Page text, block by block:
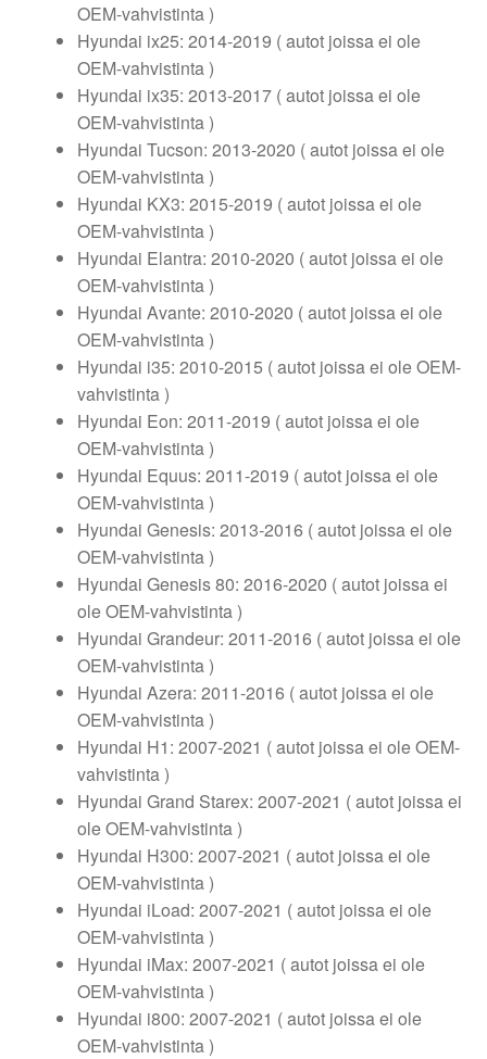
OEM-vahvistinta )
Hyundai ix25: 2014-2019 ( autot joissa ei ole
OEM-vahvistinta )
Hyundai ix35: 2013-2017 ( autot joissa ei ole
OEM-vahvistinta )
Hyundai Tucson: 2013-2020 ( autot joissa ei ole
OEM-vahvistinta )
Hyundai KX3: 2015-2019 ( autot joissa ei ole
OEM-vahvistinta )
Hyundai Elantra: 2010-2020 ( autot joissa ei ole
OEM-vahvistinta )
Hyundai Avante: 2010-2020 ( autot joissa ei ole
OEM-vahvistinta )
Hyundai i35: 2010-2015 ( autot joissa ei ole OEM-
vahvistinta )
Hyundai Eon: 2011-2019 ( autot joissa ei ole
OEM-vahvistinta )
Hyundai Equus: 2011-2019 ( autot joissa ei ole
OEM-vahvistinta )
Hyundai Genesis: 2013-2016 ( autot joissa ei ole
OEM-vahvistinta )
Hyundai Genesis 80: 2016-2020 ( autot joissa ei
ole OEM-vahvistinta )
Hyundai Grandeur: 2011-2016 ( autot joissa ei ole
OEM-vahvistinta )
Hyundai Azera: 2011-2016 ( autot joissa ei ole
OEM-vahvistinta )
Hyundai H1: 2007-2021 ( autot joissa ei ole OEM-
vahvistinta )
Hyundai Grand Starex: 2007-2021 ( autot joissa ei
ole OEM-vahvistinta )
Hyundai H300: 2007-2021 ( autot joissa ei ole
OEM-vahvistinta )
Hyundai iLoad: 2007-2021 ( autot joissa ei ole
OEM-vahvistinta )
Hyundai iMax: 2007-2021 ( autot joissa ei ole
OEM-vahvistinta )
Hyundai i800: 2007-2021 ( autot joissa ei ole
OEM-vahvistinta )